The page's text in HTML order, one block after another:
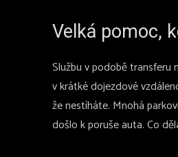
Velká pomoc,
Službu v podobě transferu
v krátké dojezdové
že nestíháte. Mnohá
došlo k poruše auta. Co